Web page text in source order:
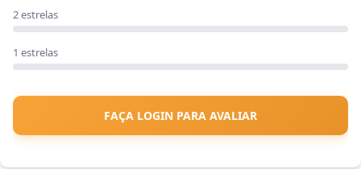
2 estrelas
1 estrelas
FAÇA LOGIN PARA AVALIAR